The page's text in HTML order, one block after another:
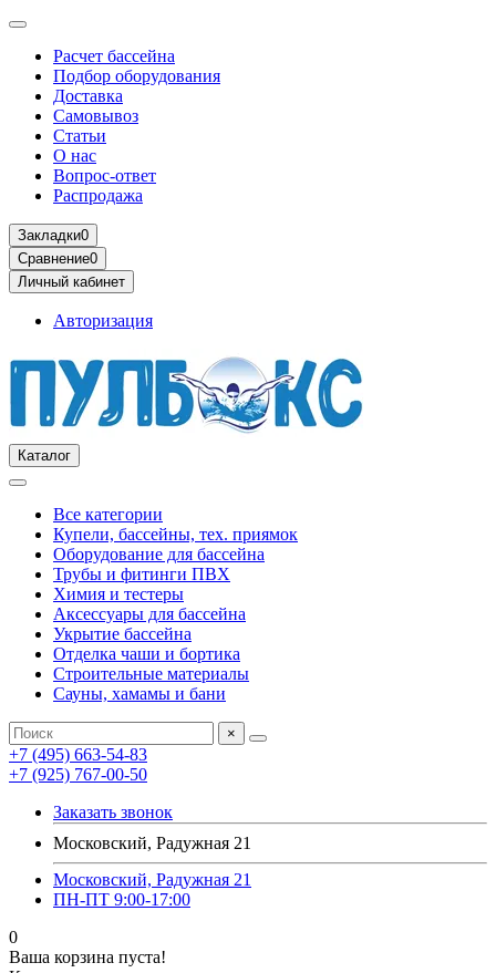
Расчет бассейна
Подбор оборудования
Доставка
Самовывоз
Статьи
О нас
Вопрос-ответ
Распродажа
Закладки0
Сравнение0
Личный кабинет
Авторизация
Каталог
Все категории
Купели, бассейны, тех. приямок
Оборудование для бассейна
Трубы и фитинги ПВХ
Химия и тестеры
Аксессуары для бассейна
Укрытие бассейна
Отделка чаши и бортика
Строительные материалы
Сауны, хамамы и бани
×
+7 (495) 663-54-83
+7 (925) 767-00-50
Заказать звонок
Московский, Радужная 21
Московский, Радужная 21
ПН-ПТ 9:00-17:00
0
Ваша корзина пуста!